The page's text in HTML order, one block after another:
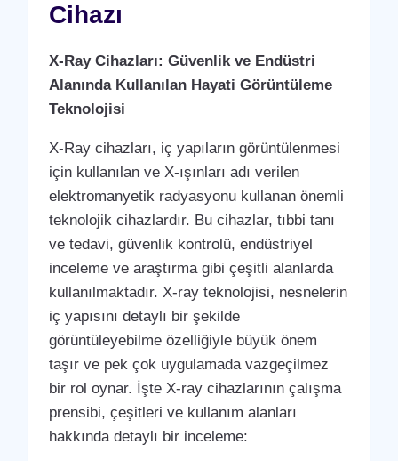
Cihazı
X-Ray Cihazları: Güvenlik ve Endüstri
Alanında Kullanılan Hayati Görüntüleme
Teknolojisi
X-Ray cihazları, iç yapıların görüntülenmesi
için kullanılan ve X-ışınları adı verilen
elektromanyetik radyasyonu kullanan önemli
teknolojik cihazlardır. Bu cihazlar, tıbbi tanı
ve tedavi, güvenlik kontrolü, endüstriyel
inceleme ve araştırma gibi çeşitli alanlarda
kullanılmaktadır. X-ray teknolojisi, nesnelerin
iç yapısını detaylı bir şekilde
görüntüleyebilme özelliğiyle büyük önem
taşır ve pek çok uygulamada vazgeçilmez
bir rol oynar. İşte X-ray cihazlarının çalışma
prensibi, çeşitleri ve kullanım alanları
hakkında detaylı bir inceleme: